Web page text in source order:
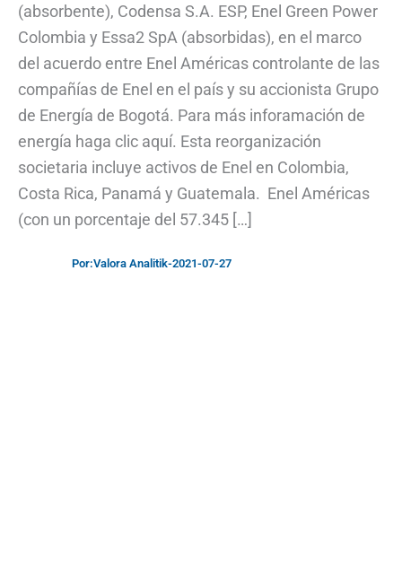
(absorbente), Codensa S.A. ESP, Enel Green Power
Colombia y Essa2 SpA (absorbidas), en el marco
del acuerdo entre Enel Américas controlante de las
compañías de Enel en el país y su accionista Grupo
de Energía de Bogotá. Para más inforamación de
energía haga clic aquí. Esta reorganización
societaria incluye activos de Enel en Colombia,
Costa Rica, Panamá y Guatemala. Enel Américas
(con un porcentaje del 57.345 […]
Por:Valora Analitik-2021-07-27